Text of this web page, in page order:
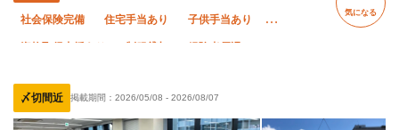
社会保険完備 住宅手当あり 子供手当あり
完全週休二日制 夏季休暇 年末年始休暇
気になる
〆切間近 掲載期間： 2026/05/08 - 2026/08/07